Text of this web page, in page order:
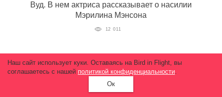
Вуд. В нем актриса рассказывает о насилии
Мэрилина Мэнсона
12 011
Наш сайт использует куки. Оставаясь на Bird in Flight, вы
соглашаетесь с нашей политикой конфиденциальности.
Ок